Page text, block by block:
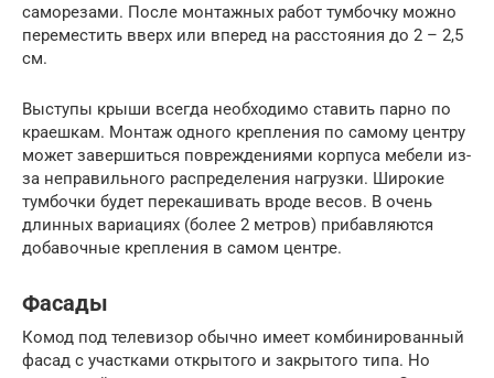
саморезами. После монтажных работ тумбочку можно
переместить вверх или вперед на расстояния до 2 – 2,5
см.
Выступы крыши всегда необходимо ставить парно по
краешкам. Монтаж одного крепления по самому центру
может завершиться повреждениями корпуса мебели из-
за неправильного распределения нагрузки. Широкие
тумбочки будет перекашивать вроде весов. В очень
длинных вариациях (более 2 метров) прибавляются
добавочные крепления в самом центре.
Фасады
Комод под телевизор обычно имеет комбинированный
фасад с участками открытого и закрытого типа. Но